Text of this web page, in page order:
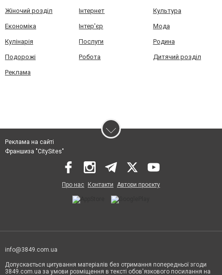
Жіночий розділ Інтернет Культура
Економіка Інтер'єр Мода
Кулінарія Послуги Родина
Подорожі Робота Дитячий розділ
Реклама
Реклама на сайті
Франшиза "CitySites"
Про нас Контакти Автори проєкту
info@3849.com.ua
Допускається цитування матеріалів без отримання попередньої згоди
3849.com.ua за умови розміщення в тексті обов'язкового посилання на